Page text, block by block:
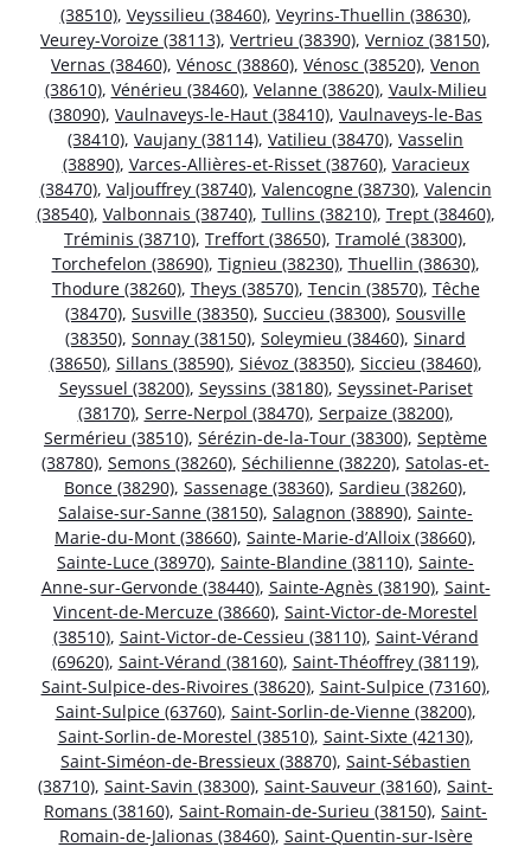
(38510), Veyssilieu (38460), Veyrins-Thuellin (38630),
Veurey-Voroize (38113), Vertrieu (38390), Vernioz (38150),
Vernas (38460), Vénosc (38860), Vénosc (38520), Venon
(38610), Vénérieu (38460), Velanne (38620), Vaulx-Milieu
(38090), Vaulnaveys-le-Haut (38410), Vaulnaveys-le-Bas
(38410), Vaujany (38114), Vatilieu (38470), Vasselin
(38890), Varces-Allières-et-Risset (38760), Varacieux
(38470), Valjouffrey (38740), Valencogne (38730), Valencin
(38540), Valbonnais (38740), Tullins (38210), Trept (38460),
Tréminis (38710), Treffort (38650), Tramolé (38300),
Torchefelon (38690), Tignieu (38230), Thuellin (38630),
Thodure (38260), Theys (38570), Tencin (38570), Têche
(38470), Susville (38350), Succieu (38300), Sousville
(38350), Sonnay (38150), Soleymieu (38460), Sinard
(38650), Sillans (38590), Siévoz (38350), Siccieu (38460),
Seyssuel (38200), Seyssins (38180), Seyssinet-Pariset
(38170), Serre-Nerpol (38470), Serpaize (38200),
Sermérieu (38510), Sérézin-de-la-Tour (38300), Septème
(38780), Semons (38260), Séchilienne (38220), Satolas-et-
Bonce (38290), Sassenage (38360), Sardieu (38260),
Salaise-sur-Sanne (38150), Salagnon (38890), Sainte-
Marie-du-Mont (38660), Sainte-Marie-d’Alloix (38660),
Sainte-Luce (38970), Sainte-Blandine (38110), Sainte-
Anne-sur-Gervonde (38440), Sainte-Agnès (38190), Saint-
Vincent-de-Mercuze (38660), Saint-Victor-de-Morestel
(38510), Saint-Victor-de-Cessieu (38110), Saint-Vérand
(69620), Saint-Vérand (38160), Saint-Théoffrey (38119),
Saint-Sulpice-des-Rivoires (38620), Saint-Sulpice (73160),
Saint-Sulpice (63760), Saint-Sorlin-de-Vienne (38200),
Saint-Sorlin-de-Morestel (38510), Saint-Sixte (42130),
Saint-Siméon-de-Bressieux (38870), Saint-Sébastien
(38710), Saint-Savin (38300), Saint-Sauveur (38160), Saint-
Romans (38160), Saint-Romain-de-Surieu (38150), Saint-
Romain-de-Jalionas (38460), Saint-Quentin-sur-Isère